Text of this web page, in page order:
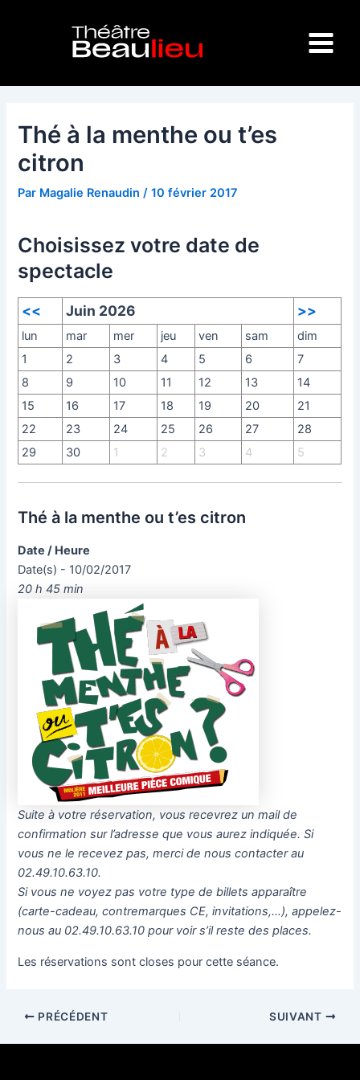
Menu
Thé à la menthe ou t’es
citron
Par Magalie Renaudin/10 février 2017
Choisissez votre date de
spectacle
<< Juin 2026 >>
lun mar mer jeu ven sam
dim
1
2 3 4 5 6
7
8
9 10 11 12 13
14
15
16 17 18 19 20
21
22
23 24 25 26 27
28
29
30 1 2 3 4 5
Thé à la menthe ou t’es citron
Date / Heure
Date(s) - 10/02/2017
20 h 45 min
Suite à votre réservation, vous recevrez un mail de
confirmation sur l’adresse que vous aurez indiquée. Si
vous ne le recevez pas, merci de nous contacter au
02.49.10.63.10.
Si vous ne voyez pas votre type de billets apparaître
(carte-cadeau, contremarques CE, invitations,…), appelez-
nous au 02.49.10.63.10 pour voir s’il reste des places.
Les réservations sont closes pour cette séance.
PRÉCÉDENT SUIVANT